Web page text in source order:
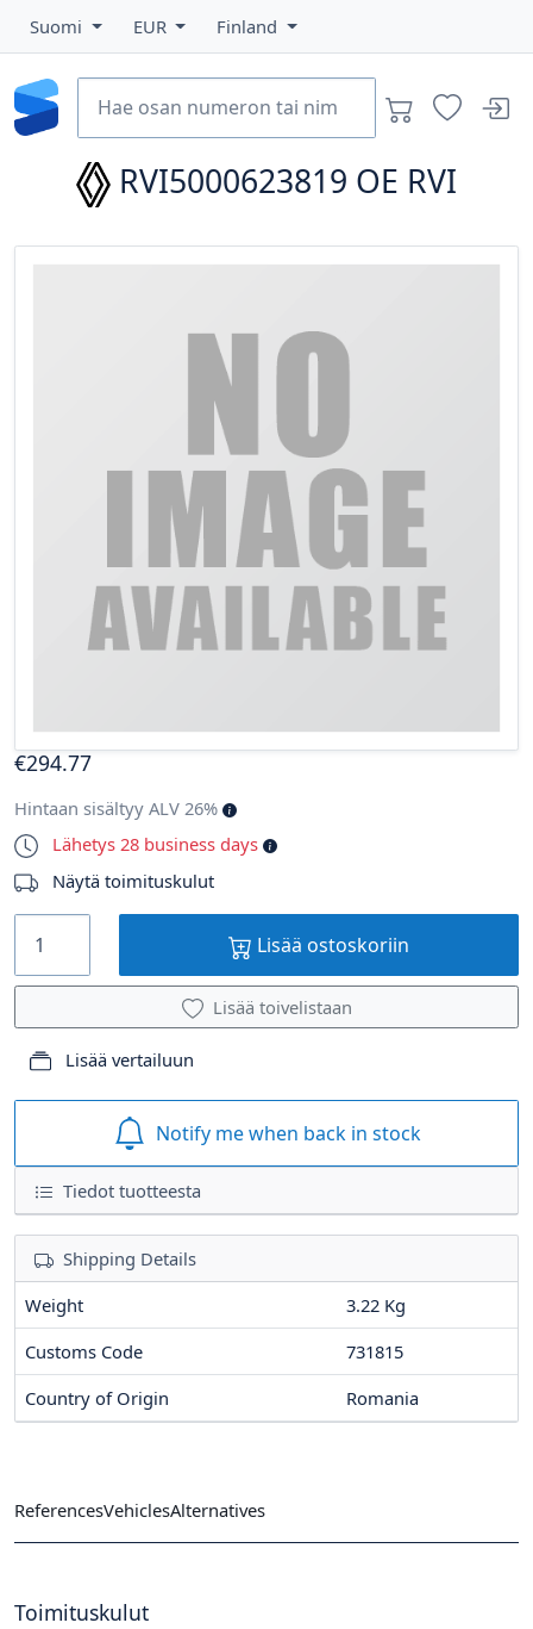
Suomi EUR Finland
RVI5000623819 OE RVI
Tiedot tuotteesta
Shipping Details
Weight
3.22 Kg
Customs Code
731815
Country of Origin
Romania
€294.77
Hintaan sisältyy ALV 26%
Lähetys 28 business days
Näytä toimituskulut
Lisää ostoskoriin
Lisää toivelistaan
Lisää vertailuun
Notify me when back in stock
ReferencesVehiclesAlternatives
Toimituskulut